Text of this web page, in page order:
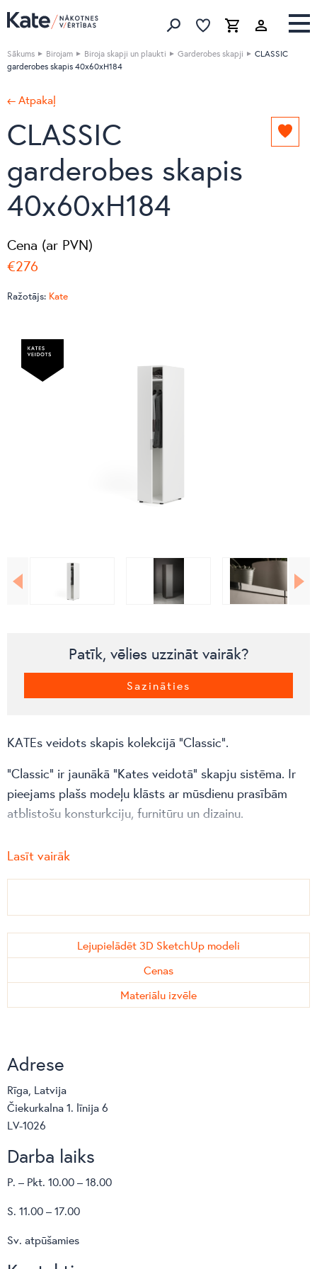
Meklēt produktus
IzlaseGrozs Izlase
Sākums Birojam Biroja skapji un plaukti Garderobes skapji
CLASSIC
garderobes skapis 40x60xH184
← Atpakaļ
CLASSIC
garderobes skapis
40x60xH184
Cena (ar PVN)
€276
Ražotājs: Kate
Patīk, vēlies uzzināt vairāk?
Sazināties
KATEs veidots skapis kolekcijā “Classic”.
“Classic” ir jaunākā “Kates veidotā” skapju sistēma. Ir
pieejams plašs modeļu klāsts ar mūsdienu prasībām
atblistošu konsturkciju, furnitūru un dizainu.
garderobes skapja augstums mainās, mainoties kāju
veidam:
Plastmasas cilindri – 2 cm;
Metāla cauruļu kājas – 12 cm;
Slēgts cokols – 9 cm.
Plānojot skapja iegādi un ievietošanu telpā, pie skapja
tīrā augstuma jāpieskaita izvēlēto kāju augtsums (piem.
Vairāk informācijas var iegūt no “Kates” salona
dizaineriem, kuri palīdzēs neskaidrību gadījumos un
plānojot skapja konfigurāciju.
Lasīt vairāk
Lejupielādēt 3D SketchUp modeli
Cenas
Materiālu izvēle
Adrese
Rīga, Latvija
Čiekurkalna 1. līnija 6
LV-1026
Darba laiks
P. – Pkt. 10.00 – 18.00
S. 11.00 – 17.00
Sv. atpūšamies